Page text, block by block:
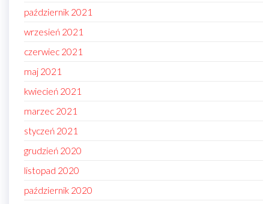
październik 2021
wrzesień 2021
czerwiec 2021
maj 2021
kwiecień 2021
marzec 2021
styczeń 2021
grudzień 2020
listopad 2020
październik 2020